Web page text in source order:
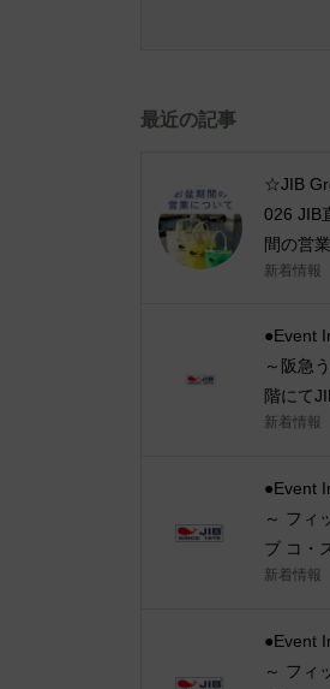
最近の記事
☆JIB
026 JIB
間の営
新着情報
●Event
～阪急
階にて
新着情報
●Event
～ フィ
ブ コ・
新着情報
●Event
～ フィ